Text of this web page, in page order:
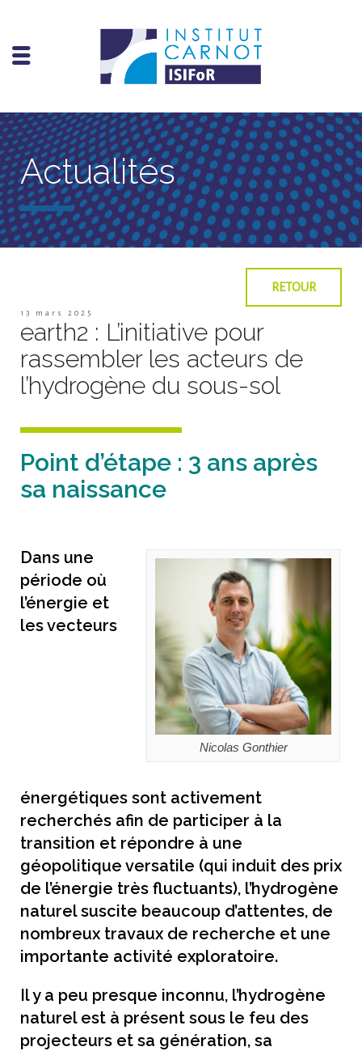
Actualités
RETOUR
13 mars 2025
earth2 : L’initiative pour
rassembler les acteurs de
l’hydrogène du sous-sol
Point d’étape : 3 ans après
sa naissance
Nicolas Gonthier
Dans une
période où
l’énergie et
les vecteurs
énergétiques sont activement
recherchés afin de participer à la
transition et répondre à une
géopolitique versatile (qui induit des prix
de l’énergie très fluctuants), l’hydrogène
naturel suscite beaucoup d’attentes, de
nombreux travaux de recherche et une
importante activité exploratoire.
Il y a peu presque inconnu, l’hydrogène
naturel est à présent sous le feu des
projecteurs et sa génération, sa